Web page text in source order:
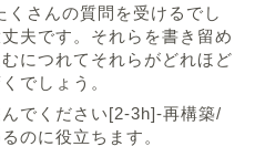
くさんの質問を受けるでし
夫です。それらを書き留め
につれてそれらがどれほど
でしょう。
でください[2-3h]-再構築/
のに役立ちます。